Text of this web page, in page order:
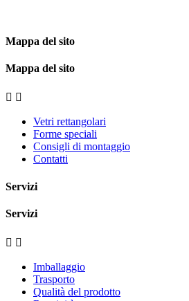
Mappa del sito
Mappa del sito
 
Vetri rettangolari
Forme speciali
Consigli di montaggio
Contatti
Servizi
Servizi
 
Imballaggio
Trasporto
Qualità del prodotto